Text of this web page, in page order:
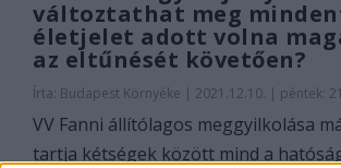
változtathat meg
életjelet adott volna
az eltűnését követően?
Írta: Budapest Környéke | 2021.12.10. | péntek:
VV Fanni állítólagos meggyilkolása
tartja kétségek között mind a